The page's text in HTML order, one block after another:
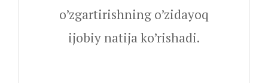
o’zgartirishning o’zidayoq
ijobiy natija ko’rishadi.